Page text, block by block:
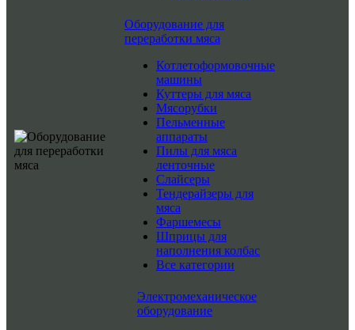
Оборудование для
переработки мяса
Котлетоформовочные
машины
Куттеры для мяса
Мясорубки
Пельменные
аппараты
Пилы для мяса
ленточные
Слайсеры
Тендерайзеры для
мяса
Фаршемесы
Шприцы для
наполнения колбас
Все категории
Электромеханическое
оборудование